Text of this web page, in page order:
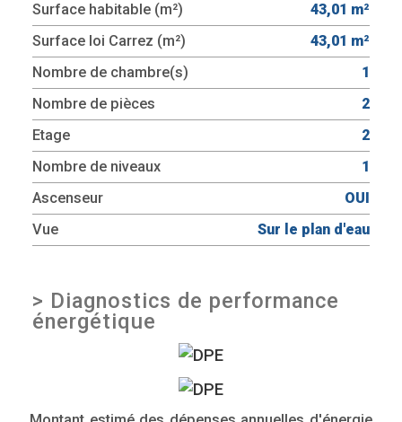
Surface habitable (m²)
43,01 m²
Surface loi Carrez (m²)
43,01 m²
Nombre de chambre(s)
1
Nombre de pièces
2
Etage
2
Nombre de niveaux
1
Ascenseur
OUI
Vue
Sur le plan d'eau
> Diagnostics de performance
énergétique